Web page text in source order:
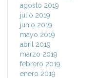
agosto 2019
julio 2019
junio 2019
mayo 2019
abril 2019
marzo 2019
febrero 2019
enero 2019